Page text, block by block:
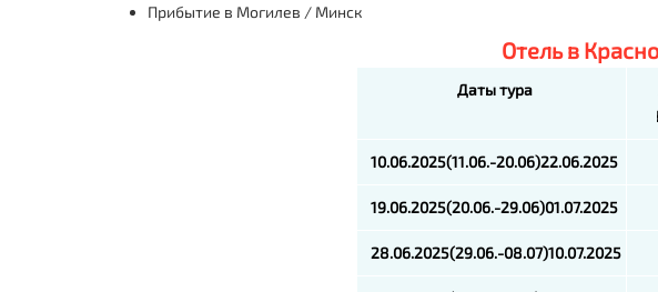
Прибытие в Могилев / Минск
Отель в
Даты тура
10.06.2025(11.06.-20.06)22.06.2025
19.06.2025(20.06.-29.06)01.07.2025
28.06.2025(29.06.-08.07)10.07.2025